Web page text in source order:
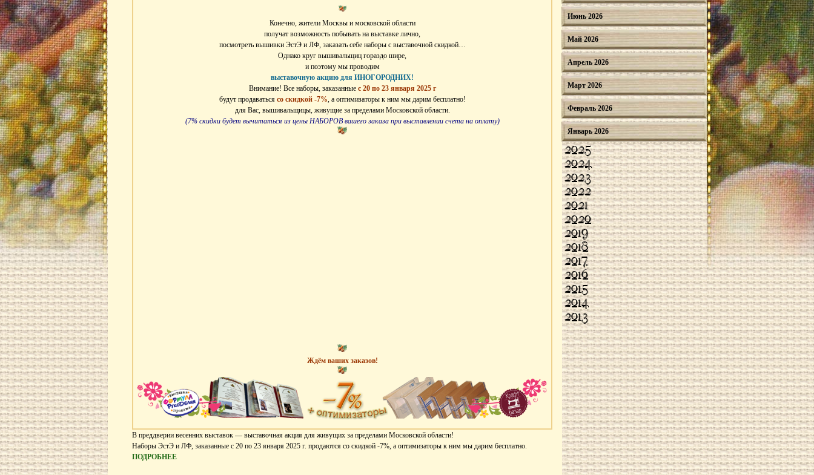
Конечно, жители Москвы и московской области
получат возможность побывать на выставке лично,
посмотреть вышивки ЭстЭ и ЛФ, заказать себе наборы с выставочной скидкой…
Однако круг вышивальщиц гораздо шире,
и поэтому мы проводим
выставочную акцию для ИНОГОРОДНИХ!
Внимание! Все наборы, заказанные с 20 по 23 января 2025 г
будут продаваться со скидкой -7%, а оптимизаторы к ним мы дарим бесплатно!
для Вас, вышивальщицы, живущие за пределами Московской области.
(7% скидки будет вычитаться из цены НАБОРОВ вашего заказа при выставлении счета на оплату)
Ждём ваших заказов!
В преддверии весенних выставок — выставочная акция для живущих за пределами Московской области!
Наборы ЭстЭ и ЛФ, заказанные с 20 по 23 января 2025 г. продаются со скидкой -7%, а оптимизаторы к ним мы дарим бесплатно.
ПОДРОБНЕЕ
Июнь 2026
Май 2026
Апрель 2026
Март 2026
Февраль 2026
Январь 2026
2025
2024
2023
2022
2021
2020
2019
2018
2017
2016
2015
2014
2013